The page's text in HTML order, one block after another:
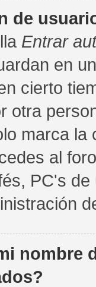
de
Entrar
en
cierto
otra
marca la
al
PC's
nombre